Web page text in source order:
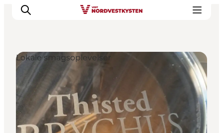
Byer og steder
Inspirasjon
Events
Overnatting
Lokale smagsoplevelser